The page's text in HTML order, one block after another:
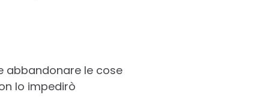
abbandonare le cose
lo impedirò